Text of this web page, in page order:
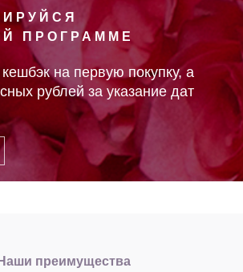
ПРОГРАММЕ
кешбэк на первую покупку, а
рублей за указание дат
Наши преимущества